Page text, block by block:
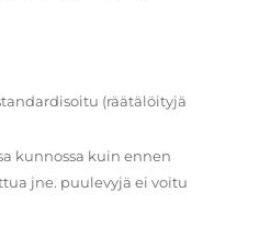
(räätälöityjä
kunnossa kuin ennen
jne. puulevyjä ei voitu